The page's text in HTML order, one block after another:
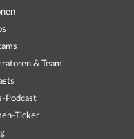
& Team
Podcast
Ticker